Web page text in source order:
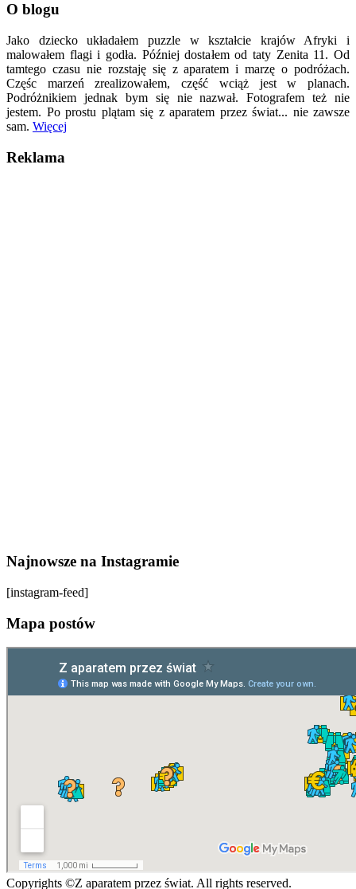
O blogu
Jako dziecko układałem puzzle w kształcie krajów Afryki i
malowałem flagi i godła. Później dostałem od taty Zenita 11. Od
tamtego czasu nie rozstaję się z aparatem i marzę o podróżach.
Częśc marzeń zrealizowałem, część wciąż jest w planach.
Podróżnikiem jednak bym się nie nazwał. Fotografem też nie
jestem. Po prostu plątam się z aparatem przez świat... nie zawsze
sam. Więcej
Reklama
Najnowsze na Instagramie
[instagram-feed]
Mapa postów
Copyrights ©Z aparatem przez świat. All rights reserved.